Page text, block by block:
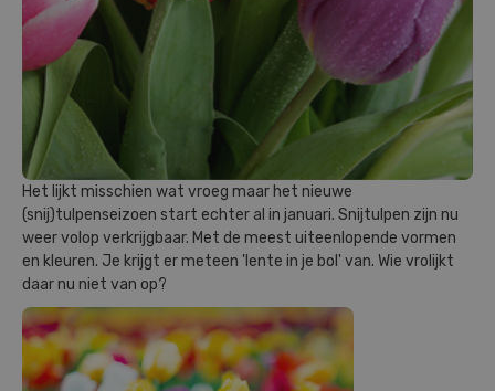
Het lijkt misschien wat vroeg maar het nieuwe
(snij)tulpenseizoen start echter al in januari. Snijtulpen zijn nu
weer volop verkrijgbaar. Met de meest uiteenlopende vormen
en kleuren. Je krijgt er meteen 'lente in je bol' van. Wie vrolijkt
daar nu niet van op?